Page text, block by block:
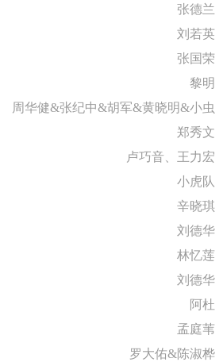
张德兰
刘若英
张国荣
黎明
周华健&张纪中&胡军&黄晓明&小虫
郑秀文
卢巧音、王力宏
小虎队
辛晓琪
刘德华
林忆莲
刘德华
阿杜
孟庭苇
罗大佑&陈淑桦